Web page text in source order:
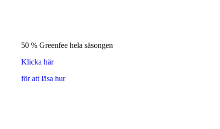
50 % Greenfee hela säsongen
Klicka här
för att läsa hur